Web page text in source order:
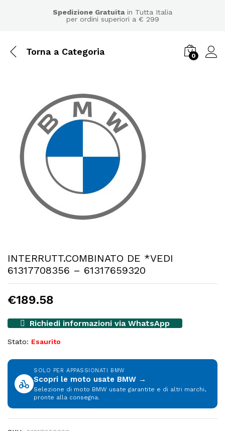
Spedizione Gratuitain Tutta Italia
per ordini superiori a € 299
Torna a Categoria 0
INTERRUTT.COMBINATO DE *VEDI
61317708356 – 61317659320
€189.58
Richiedi informazioni via WhatsApp
Stato: Esaurito
SOLO PER APPASSIONATI BMW
Scopri le moto usate BMW →
Selezione di moto BMW usate garantite e di altri marchi,
pronte alla consegna.